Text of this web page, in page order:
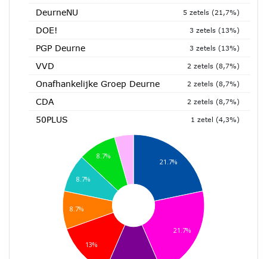
DeurneNU 5 zetels (21,7%)
DOE! 3 zetels (13%)
PGP Deurne 3 zetels (13%)
VVD 2 zetels (8,7%)
Onafhankelijke Groep Deurne 2 zetels (8,7%)
CDA 2 zetels (8,7%)
50PLUS 1 zetel (4,3%)
21.7%
21.7%
8.7%
8.7%
8.7%
13%